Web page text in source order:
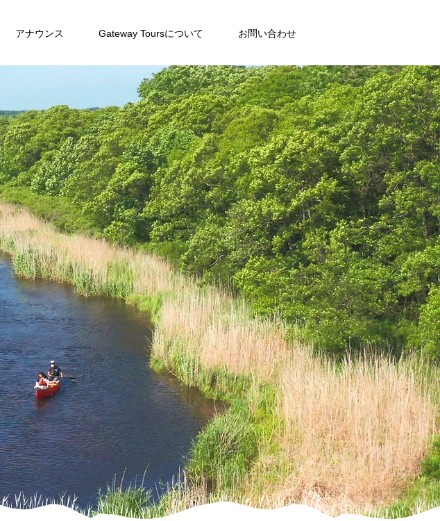
アナウンス Gateway Toursについて お問い合わせ